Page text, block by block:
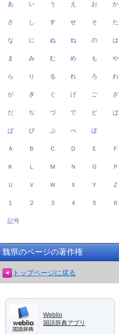
あ い う え お か
さ し す せ そ た
な に ぬ ね の は
ま み む め も や
ら り る れ ろ わ
が ぎ ぐ げ ご ざ
だ ぢ づ で ど ば
ぱ ぴ ぷ ぺ ぽ
Ａ Ｂ Ｃ Ｄ Ｅ Ｆ
Ｋ Ｌ Ｍ Ｎ Ｏ Ｐ
Ｕ Ｖ Ｗ Ｘ Ｙ Ｚ
１ ２ ３ ４ ５ ６
記号
魏県のページの著作権
トップページに戻る
Weblio
国語辞典アプリ